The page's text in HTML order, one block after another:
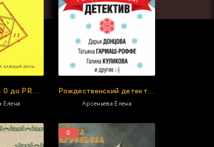
Нумерология с 0 до PRO. Прогностика
Елена
Рождественский детектив (Сборник)
Арсеньева Елена
0